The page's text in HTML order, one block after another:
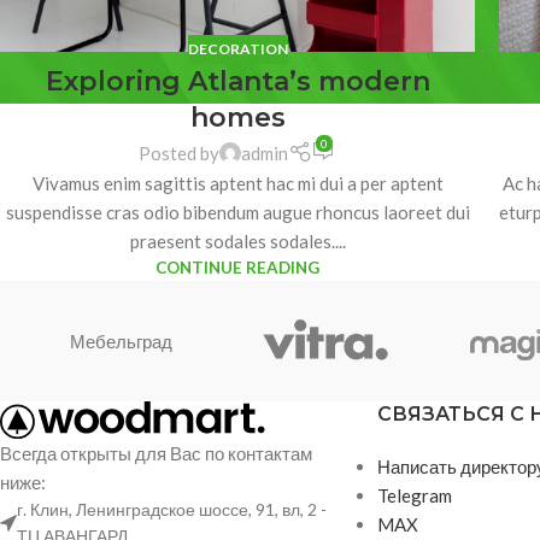
DECORATION
Exploring Atlanta’s modern
homes
Posted by admin 0
Vivamus enim sagittis aptent hac mi dui a per aptent
suspendisse cras odio bibendum augue rhoncus laoreet dui
praesent sodales sodales....
CONTINUE READING
Ac
Мебельград
Всегда открыты для Вас по контактам
ниже:
г. Клин, Ленинградское шоссе, 91, вл, 2 -
СВЯЗАТЬСЯ С
Написать
Telegram
MAX